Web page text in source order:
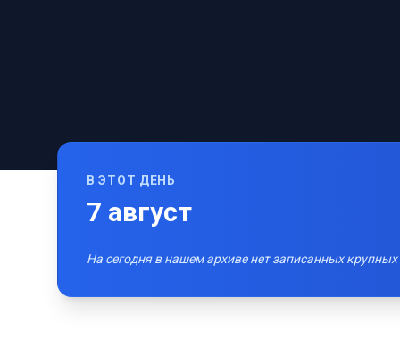
В ЭТОТ ДЕНЬ
7 август
На сегодня в нашем архиве нет записанных